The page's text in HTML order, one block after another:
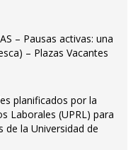
– Pausas activas: una
– Plazas Vacantes
planificados por la
Laborales (UPRL) para
la Universidad de